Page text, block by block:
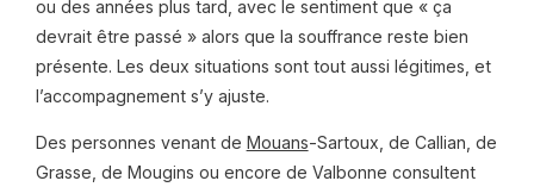
ou des années plus tard, avec le sentiment que « ça
devrait être passé » alors que la souffrance reste bien
présente. Les deux situations sont tout aussi légitimes, et
l’accompagnement s’y ajuste.
Des personnes venant de Mouans-Sartoux, de Callian, de
Grasse, de Mougins ou encore de Valbonne consultent